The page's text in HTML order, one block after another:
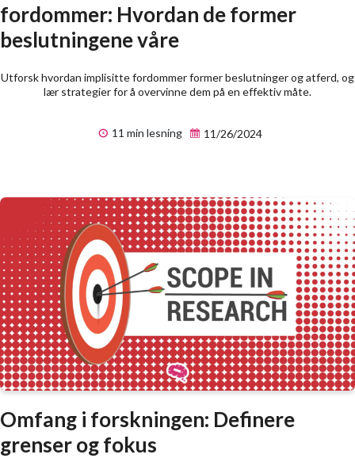
fordommer: Hvordan de former
beslutningene våre
Utforsk hvordan implisitte fordommer former beslutninger og atferd, og
lær strategier for å overvinne dem på en effektiv måte.
11 min lesning 11/26/2024
Omfang i forskningen: Definere
grenser og fokus